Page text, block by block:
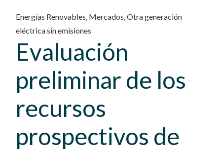
Energías Renovables, Mercados,Otra generación
eléctrica sin emisiones
Evaluación
preliminar de los
recursos
prospectivos de